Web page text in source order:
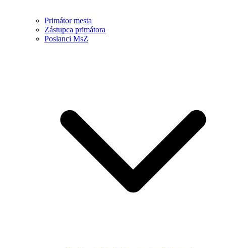
Primátor mesta
Zástupca primátora
Poslanci MsZ